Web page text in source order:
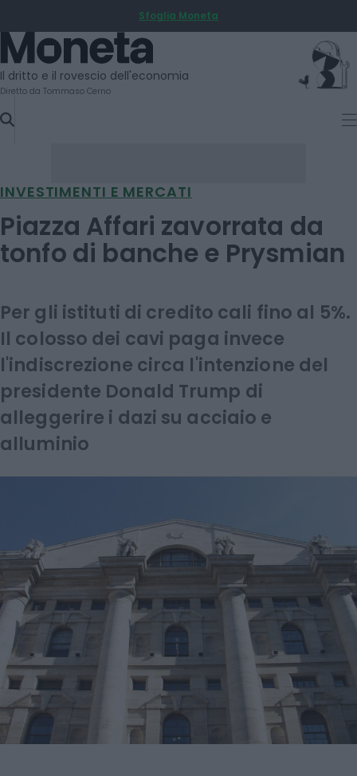
TO
CONTENT
Sfoglia Moneta
Moneta
Il dritto e il rovescio dell'economia
Diretto da Tommaso Cerno
INVESTIMENTI E MERCATI
Piazza Affari zavorrata da
tonfo di banche e Prysmian
Per gli istituti di credito cali fino al 5%.
Il colosso dei cavi paga invece
l'indiscrezione circa l'intenzione del
presidente Donald Trump di
alleggerire i dazi su acciaio e
alluminio